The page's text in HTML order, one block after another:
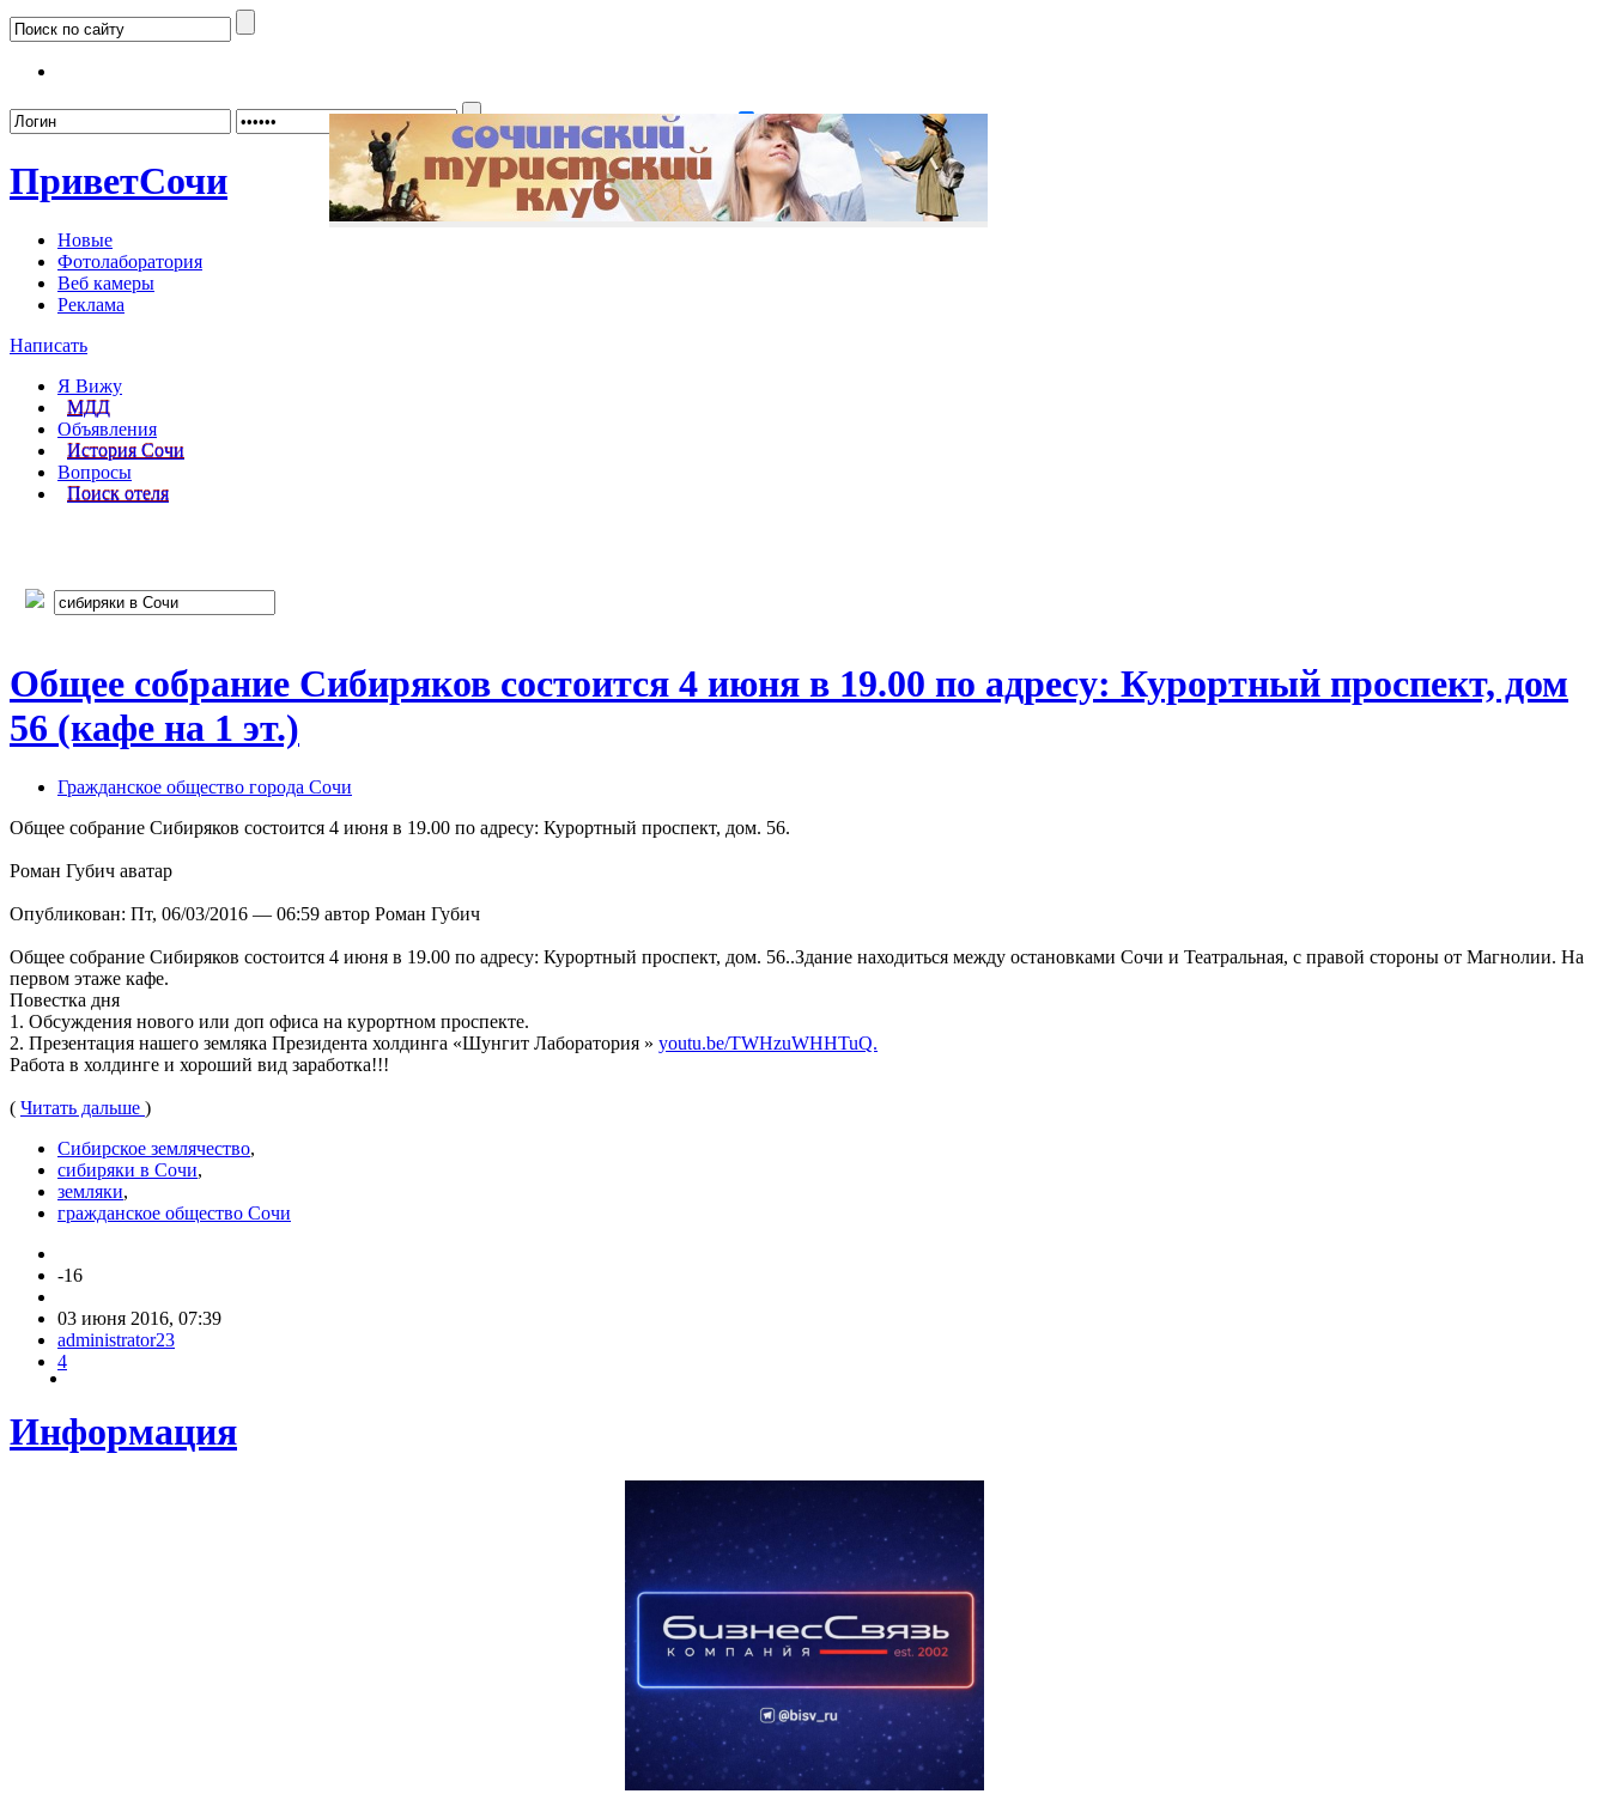
Забыли пароль? Регистрация
ПриветСочи
Новые
Фотолаборатория
Веб камеры
Реклама
Написать
Я Вижу
МДД
Объявления
История Сочи
Вопросы
Поиск отеля
Общее собрание Сибиряков состоится 4 июня в 19.00 по адресу: Курортный проспект, дом
56 (кафе на 1 эт.)
Гражданское общество города Сочи
Общее собрание Сибиряков состоится 4 июня в 19.00 по адресу: Курортный проспект, дом. 56.
Роман Губич аватар
Опубликован: Пт, 06/03/2016 — 06:59 автор Роман Губич
Общее собрание Сибиряков состоится 4 июня в 19.00 по адресу: Курортный проспект, дом. 56..Здание находиться между остановками Сочи и Театральная, с правой стороны от Магнолии. На
первом этаже кафе.
Повестка дня
1. Обсуждения нового или доп офиса на курортном проспекте.
2. Презентация нашего земляка Президента холдинга «Шунгит Лаборатория » youtu.be/TWHzuWHHTuQ.
Работа в холдинге и хороший вид заработка!!!
( Читать дальше )
Сибирское землячество,
сибиряки в Сочи,
земляки,
гражданское общество Сочи
-16
03 июня 2016, 07:39
administrator23
4
Информация